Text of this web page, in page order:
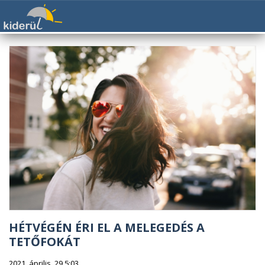
HÉTVÉGÉN ÉRI EL A MELEGEDÉS A
TETŐFOKÁT